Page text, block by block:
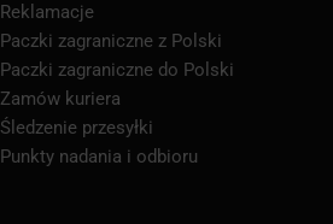
Reklamacje
Paczki zagraniczne z Polski
Paczki zagraniczne do Polski
Zamów kuriera
Śledzenie przesyłki
Punkty nadania i odbioru